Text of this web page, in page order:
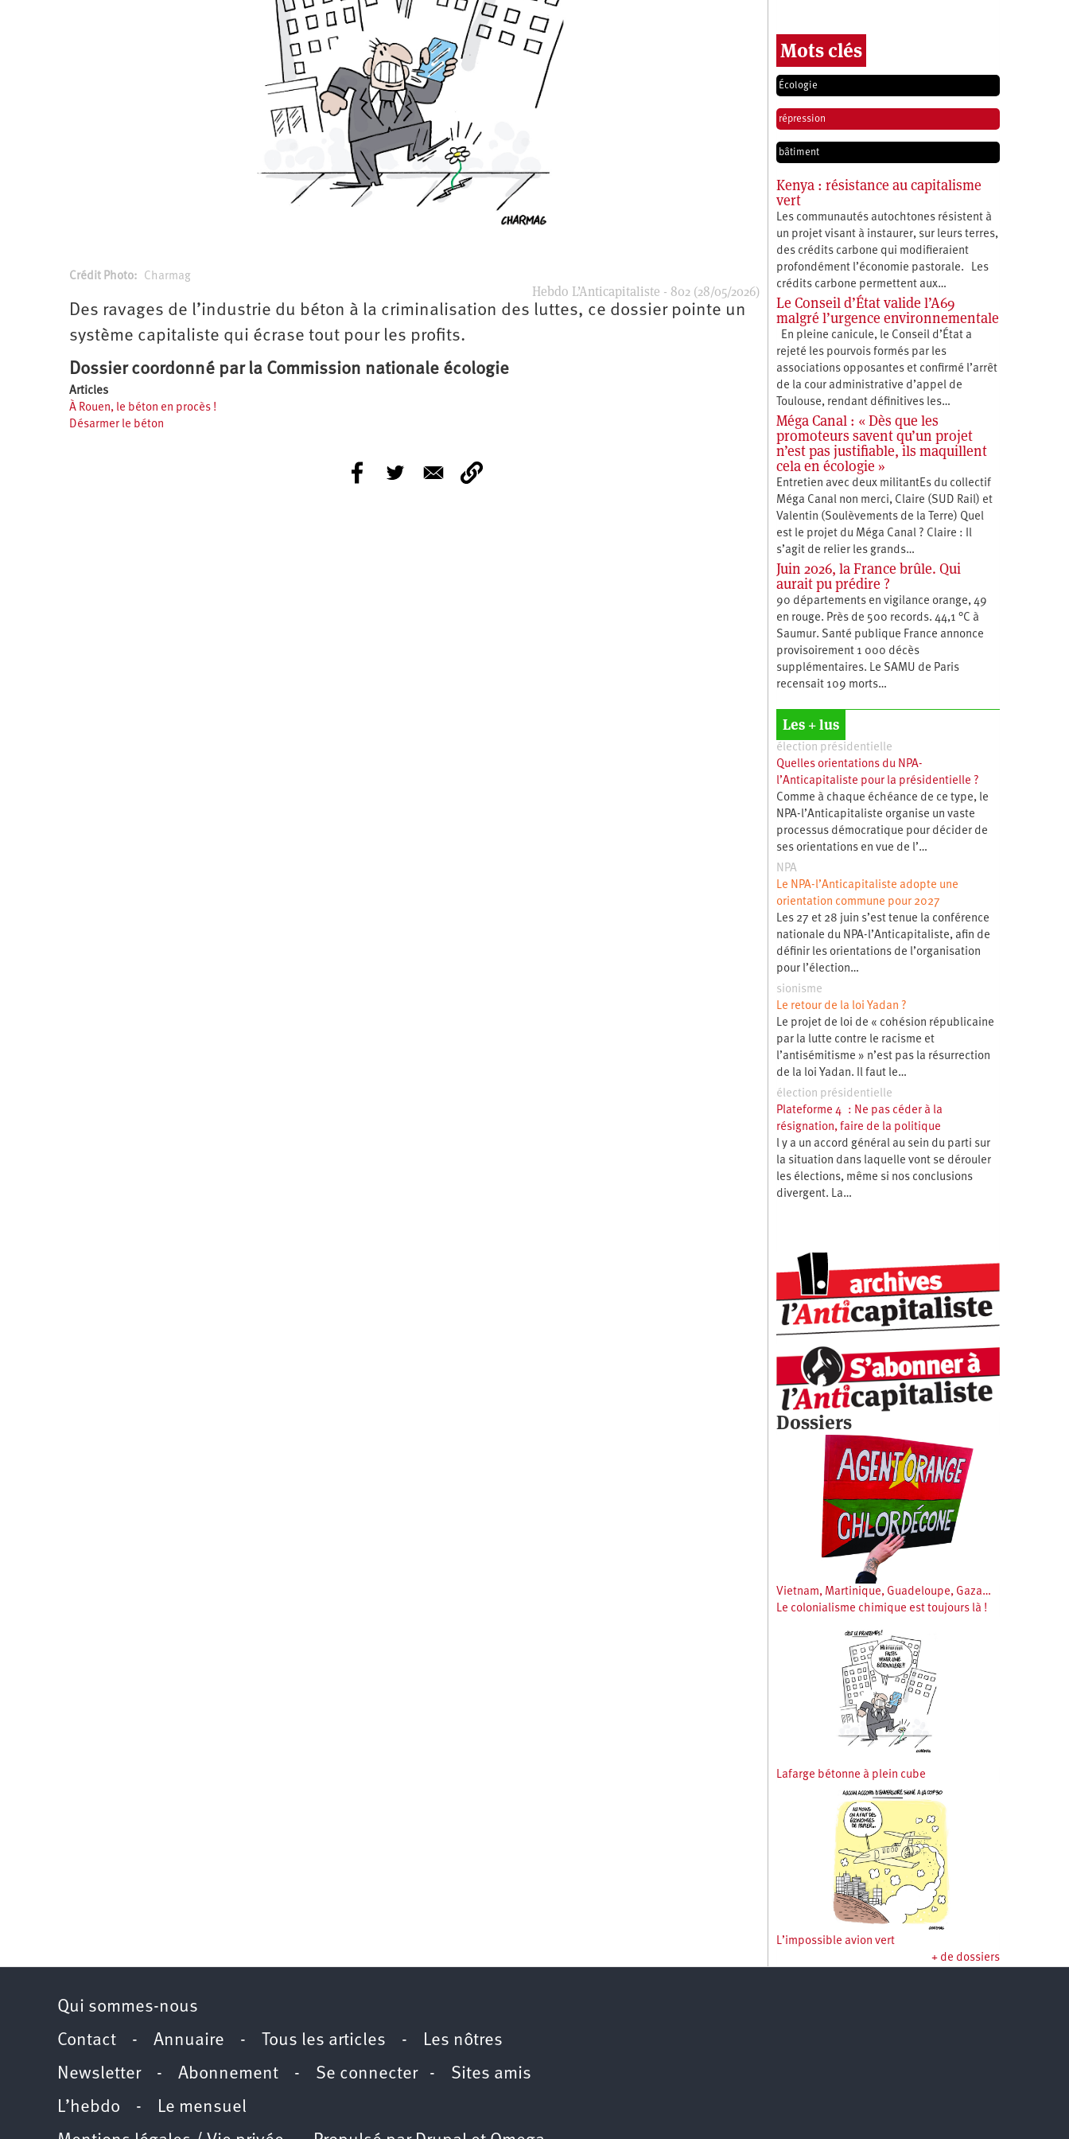
Amérique
du
Nord
Amérique
latine
Asie
Europe
Océanie
Crédit Photo Charmag
Hebdo L’Anticapitaliste - 802 (28/05/2026)
Des ravages de l’industrie du béton à la criminalisation des luttes, ce dossier pointe un
système capitaliste qui écrase tout pour les profits.
Dossier coordonné par la Commission nationale écologie
Articles
À Rouen, le béton en procès !
Désarmer le béton
Mots clés
Écologie
répression
bâtiment
Kenya : résistance au capitalisme
vert
Les communautés autochtones résistent à
un projet visant à instaurer, sur leurs terres,
des crédits carbone qui modifieraient
profondément l’économie pastorale. Les
crédits carbone permettent aux…
Le Conseil d’État valide l’A69
malgré l’urgence environnementale
En pleine canicule, le Conseil d’État a
rejeté les pourvois formés par les
associations opposantes et confirmé l’arrêt
de la cour administrative d’appel de
Toulouse, rendant définitives les…
Méga Canal : « Dès que les
promoteurs savent qu’un projet
n’est pas justifiable, ils maquillent
cela en écologie »
Entretien avec deux militantEs du collectif
Méga Canal non merci, Claire (SUD Rail) et
Valentin (Soulèvements de la Terre) Quel
est le projet du Méga Canal ? Claire : Il
s’agit de relier les grands…
Juin 2026, la France brûle. Qui
aurait pu prédire ?
90 départements en vigilance orange, 49
en rouge. Près de 500 records. 44,1 °C à
Saumur. Santé publique France annonce
provisoirement 1 000 décès
supplémentaires. Le SAMU de Paris
recensait 109 morts…
Les + lus
élection présidentielle
Quelles orientations du NPA-
l’Anticapitaliste pour la présidentielle ?
Comme à chaque échéance de ce type, le
NPA-l’Anticapitaliste organise un vaste
processus démocratique pour décider de
ses orientations en vue de l’…
NPA
Le NPA-l’Anticapitaliste adopte une
orientation commune pour 2027
Les 27 et 28 juin s’est tenue la conférence
nationale du NPA-l’Anticapitaliste, afin de
définir les orientations de l’organisation
pour l’élection…
sionisme
Le retour de la loi Yadan ?
Le projet de loi de « cohésion républicaine
par la lutte contre le racisme et
l’antisémitisme » n’est pas la résurrection
de la loi Yadan. Il faut le…
élection présidentielle
Plateforme 4 : Ne pas céder à la
résignation, faire de la politique
l y a un accord général au sein du parti sur
la situation dans laquelle vont se dérouler
les élections, même si nos conclusions
divergent. La…
Dossiers
Vietnam, Martinique, Guadeloupe, Gaza…
Le colonialisme chimique est toujours là !
Lafarge bétonne à plein cube
L’impossible avion vert
+ de dossiers
Qui sommes-nous
Contact - Annuaire - Tous les articles - Les nôtres
Newsletter- Abonnement - Se connecter- Sites amis
L’hebdo - Le mensuel